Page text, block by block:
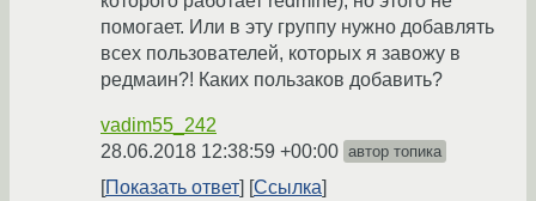
помогает. Или в эту группу нужно добавлять
всех пользователей, которых я завожу в
редмаин?! Каких пользаков добавить?
vadim55_242
28.06.2018 12:38:59 +00:00 автор топика
Показать ответ Ссылка